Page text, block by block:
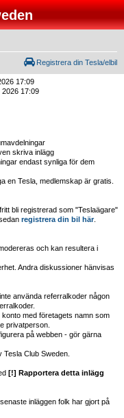
Registrera din Tesla/elbil
17:09
17:09
skriva inlägg
endast synliga för dem
en Tesla, medlemskap är gratis.
bli registrerad som "Teslaägare"
registrera din bil här.
och kan resultera i
Andra diskussioner hänvisas
använda referralkoder någon
med företagets namn som
privatperson.
på webben - gör gärna
Club Sweden.
[!] Rapportera detta inlägg
inläggen folk har gjort på